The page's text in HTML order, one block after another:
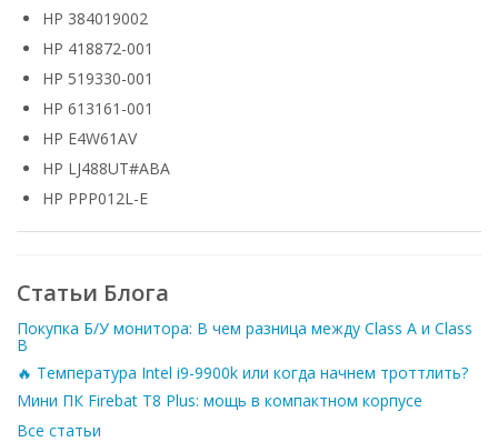
HP 384019002
HP 418872-001
HP 519330-001
HP 613161-001
HP E4W61AV
HP LJ488UT#ABA
HP PPP012L-E
Статьи Блога
Покупка Б/У монитора: В чем разница между Class A и Class
B
🔥 Температура Intel i9-9900k или когда начнем троттлить?
Мини ПК Firebat T8 Plus: мощь в компактном корпусе
Все статьи